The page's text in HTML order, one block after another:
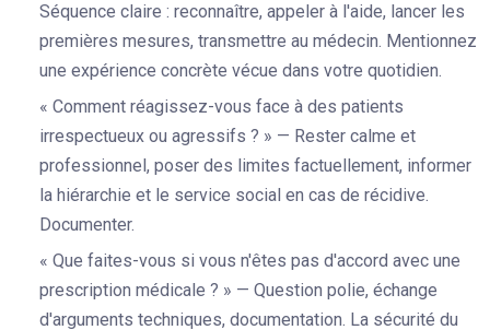
Séquence claire : reconnaître, appeler à l'aide, lancer les
premières mesures, transmettre au médecin. Mentionnez
une expérience concrète vécue dans votre quotidien.
« Comment réagissez-vous face à des patients
irrespectueux ou agressifs ? » — Rester calme et
professionnel, poser des limites factuellement, informer
la hiérarchie et le service social en cas de récidive.
Documenter.
« Que faites-vous si vous n'êtes pas d'accord avec une
prescription médicale ? » — Question polie, échange
d'arguments techniques, documentation. La sécurité du